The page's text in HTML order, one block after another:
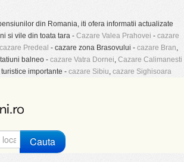
din Romania, iti ofera informatii actualizate
si vile din toata tara - Cazare Valea Prahovei - cazare
cazare Predeal - cazare zona Brasovului - cazare Bran,
balneo - cazare Vatra Dornei, Cazare Calimanesti
importante - cazare Sibiu, cazare Sighisoara
Cauta